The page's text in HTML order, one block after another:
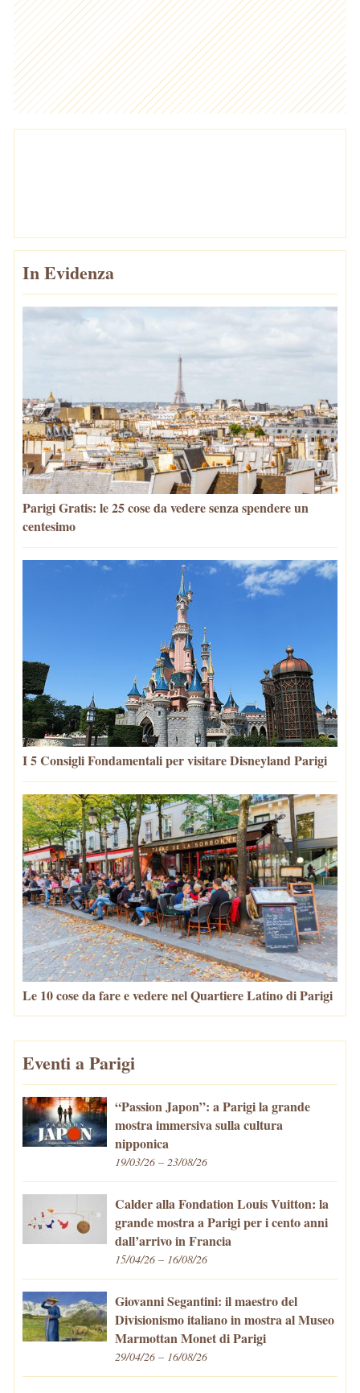
In Evidenza
Parigi Gratis: le 25 cose da vedere senza spendere un
centesimo
I 5 Consigli Fondamentali per visitare Disneyland Parigi
Le 10 cose da fare e vedere nel Quartiere Latino di Parigi
Eventi a Parigi
“Passion Japon”: a Parigi la grande
mostra immersiva sulla cultura
nipponica
19/03/26 – 23/08/26
Calder alla Fondation Louis Vuitton: la
grande mostra a Parigi per i cento anni
dall’arrivo in Francia
15/04/26 – 16/08/26
Giovanni Segantini: il maestro del
Divisionismo italiano in mostra al Museo
Marmottan Monet di Parigi
29/04/26 – 16/08/26